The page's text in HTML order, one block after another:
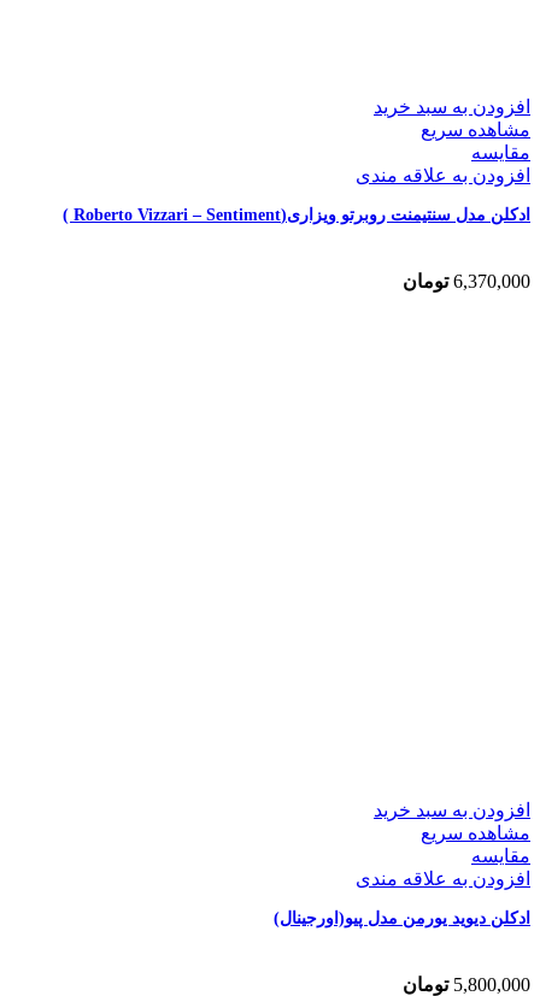
افزودن به سبد خرید
مشاهده سریع
مقایسه
افزودن به علاقه مندی
ادکلن مدل سنتیمنت روبرتو ویزاری(Roberto Vizzari – Sentiment )
6,370,000 تومان
افزودن به سبد خرید
مشاهده سریع
مقایسه
افزودن به علاقه مندی
ادکلن دیوید یورمن مدل پیو(اورجینال)
5,800,000 تومان